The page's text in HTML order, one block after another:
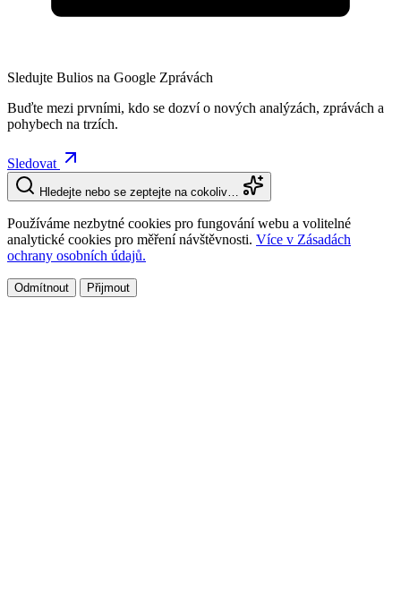
Sledujte Bulios na Google Zprávách
Buďte mezi prvními, kdo se dozví o nových analýzách, zprávách a
pohybech na trzích.
Sledovat
Hledejte nebo se zeptejte na cokoliv…
Používáme nezbytné cookies pro fungování webu a volitelné
analytické cookies pro měření návštěvnosti. Více v Zásadách
ochrany osobních údajů.
Odmítnout Přijmout